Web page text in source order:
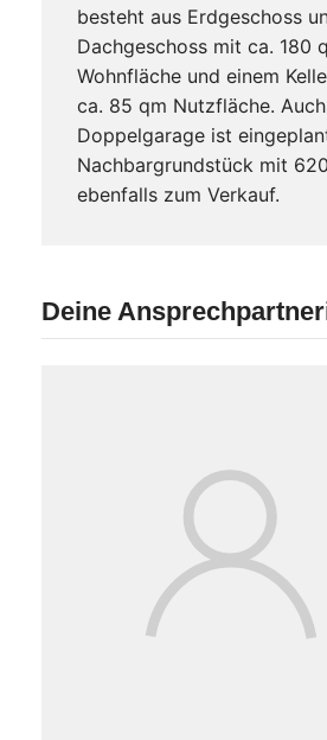
besteht aus Erdgeschoss
Dachgeschoss mit ca. 180
Wohnfläche und einem
ca. 85 qm Nutzfläche.
Doppelgarage ist
Nachbargrundstück mit
ebenfalls zum Verkauf.
Deine